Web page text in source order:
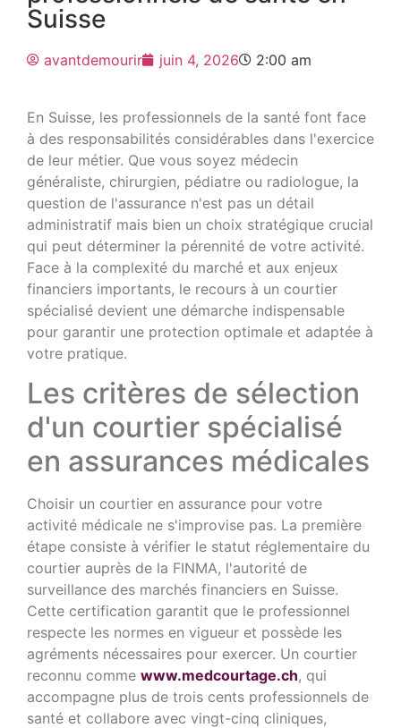
Suisse
avantdemourir juin 4, 2026 2:00 am
En Suisse, les professionnels de la santé font face
à des responsabilités considérables dans l'exercice
de leur métier. Que vous soyez médecin
généraliste, chirurgien, pédiatre ou radiologue, la
question de l'assurance n'est pas un détail
administratif mais bien un choix stratégique crucial
qui peut déterminer la pérennité de votre activité.
Face à la complexité du marché et aux enjeux
financiers importants, le recours à un courtier
spécialisé devient une démarche indispensable
pour garantir une protection optimale et adaptée à
votre pratique.
Les critères de sélection
d'un courtier spécialisé
en assurances médicales
Choisir un courtier en assurance pour votre
activité médicale ne s'improvise pas. La première
étape consiste à vérifier le statut réglementaire du
courtier auprès de la FINMA, l'autorité de
surveillance des marchés financiers en Suisse.
Cette certification garantit que le professionnel
respecte les normes en vigueur et possède les
agréments nécessaires pour exercer. Un courtier
reconnu comme www.medcourtage.ch, qui
accompagne plus de trois cents professionnels de
santé et collabore avec vingt-cinq cliniques,